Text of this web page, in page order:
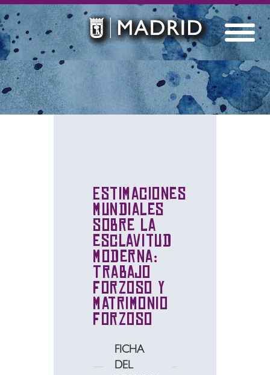
Estimaciones
mundiales
sobre la
esclavitud
moderna:
Trabajo
forzoso y
matrimonio
forzoso
FICHA
DEL